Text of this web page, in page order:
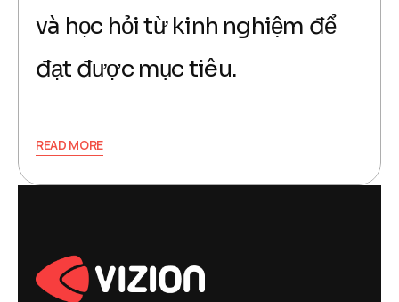
và học hỏi từ kinh nghiệm để
đạt được mục tiêu.
READ MORE